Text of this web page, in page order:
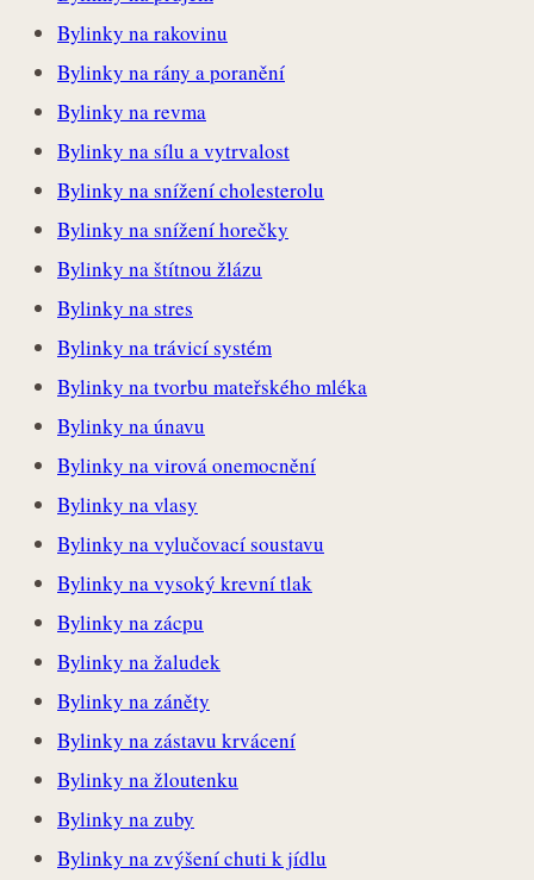
Bylinky na rakovinu
Bylinky na rány a poranění
Bylinky na revma
Bylinky na sílu a vytrvalost
Bylinky na snížení cholesterolu
Bylinky na snížení horečky
Bylinky na štítnou žlázu
Bylinky na stres
Bylinky na trávicí systém
Bylinky na tvorbu mateřského mléka
Bylinky na únavu
Bylinky na virová onemocnění
Bylinky na vlasy
Bylinky na vylučovací soustavu
Bylinky na vysoký krevní tlak
Bylinky na zácpu
Bylinky na žaludek
Bylinky na záněty
Bylinky na zástavu krvácení
Bylinky na žloutenku
Bylinky na zuby
Bylinky na zvýšení chuti k jídlu